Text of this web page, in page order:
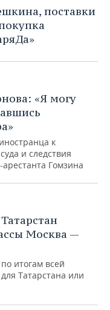
поставки
«Я могу
к
и следствия
Гомзина
Москва —
итогам всей
Татарстана или